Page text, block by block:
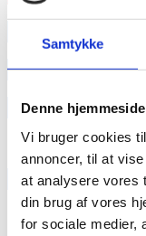
Samtykke
Denne
Vi bruger cookies
annoncer, til at
at analysere vores
din brug af vores
for sociale medier,
annonce
Like us
RAINBOW